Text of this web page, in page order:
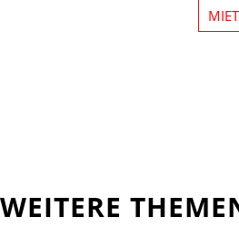
WEITERE